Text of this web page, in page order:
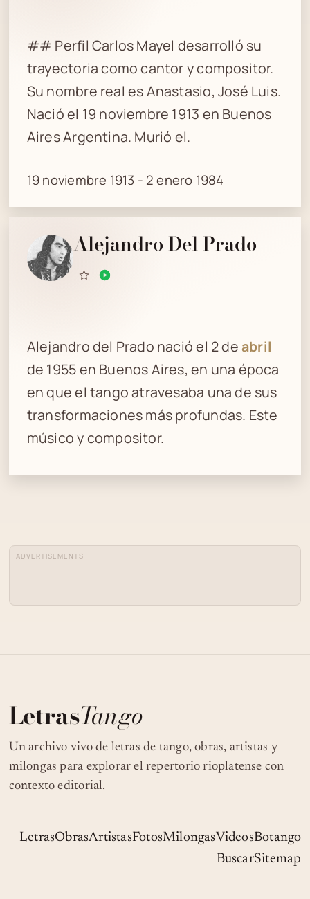
## Perfil Carlos Mayel desarrolló su
trayectoria como cantor y compositor.
Su nombre real es Anastasio, José Luis.
Nació el 19 noviembre 1913 en Buenos
Aires Argentina. Murió el.
19 noviembre 1913 - 2 enero 1984
Alejandro Del Prado
Alejandro del Prado nació el 2 de abril
de 1955 en Buenos Aires, en una época
en que el tango atravesaba una de sus
transformaciones más profundas. Este
músico y compositor.
ADVERTISEMENTS
LetrasTango
Un archivo vivo de letras de tango, obras, artistas y
milongas para explorar el repertorio rioplatense con
contexto editorial.
LetrasObrasArtistasFotosMilongasVideosBotango
BuscarSitemap